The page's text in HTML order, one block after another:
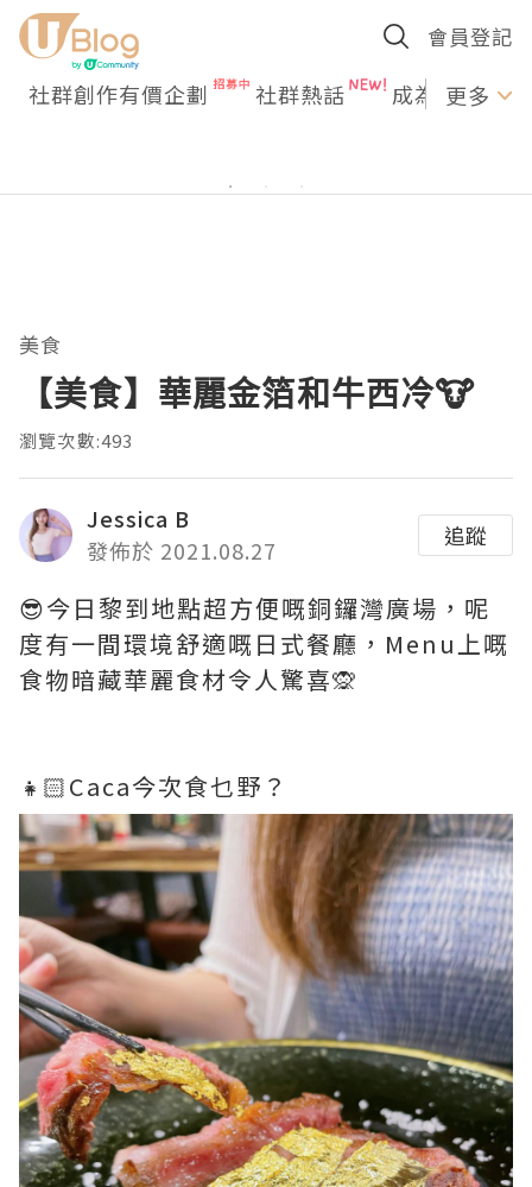
會員登記
社群創作有價企劃 社群熱話 成為U更多
美食
【美食】華麗金箔和牛西冷🐮
瀏覽次數:493
Jessica B
發佈於 2021.08.27
追蹤
😎今日黎到地點超方便嘅銅鑼灣廣場，呢
度有一間環境舒適嘅日式餐廳，Menu上嘅
食物暗藏華麗食材令人驚喜🙊
👧🏻Caca今次食乜野？